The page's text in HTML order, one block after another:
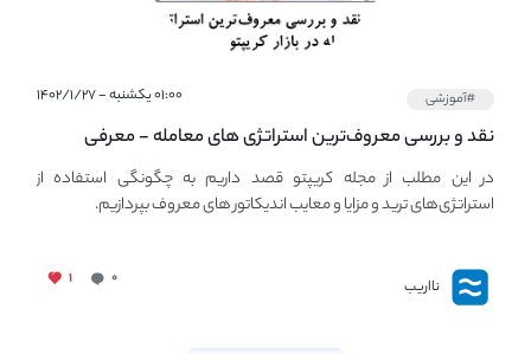
#آموزشی ۰۱:۰۰ یکشنبه - ۱۴۰۲/۱/۲۷
نقد و بررسی معروف‌ترین استراتژی های معامله - معرفی
استراتژی های مهم ترید در بازار کریپتو
در این مطلب از مجله کریپتو قصد داریم به چگونگی استفاده از
استراتژی‌های ترید و مزایا و معایب اندیکاتور های معروف بپردازیم.
نااریب ۰ ۱